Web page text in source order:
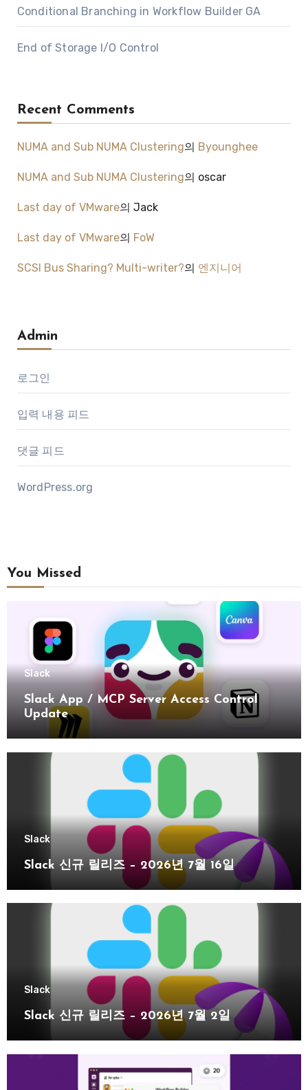
Conditional Branching in Workflow Builder GA
End of Storage I/O Control
Recent Comments
NUMA and Sub NUMA Clustering의 Byounghee
NUMA and Sub NUMA Clustering의 oscar
Last day of VMware의 Jack
Last day of VMware의 FoW
SCSI Bus Sharing? Multi-writer?의 엔지니어
Admin
로그인
입력 내용 피드
댓글 피드
WordPress.org
You Missed
Slack
Slack App / MCP Server Access Control
Update
Slack
Slack 신규 릴리즈 – 2026년 7월 16일
Slack
Slack 신규 릴리즈 – 2026년 7월 2일